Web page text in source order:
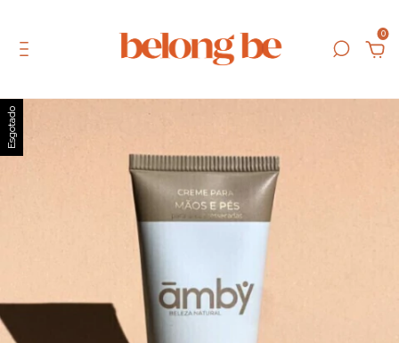
0
Esgotado